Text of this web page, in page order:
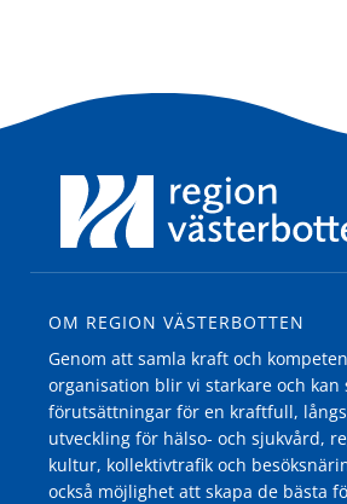
OM REGION VÄSTERBOTTEN
Genom att samla kraft och
organisation blir vi starkare och kan
förutsättningar för en kraftfull,
utveckling för hälso- och sjukvård,
kultur, kollektivtrafik och
också möjlighet att skapa de bästa